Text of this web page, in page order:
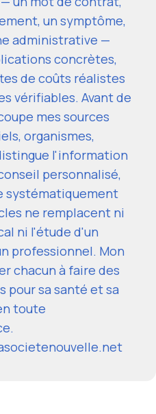
un symptôme,
administrative —
concrètes,
de coûts réalistes
vérifiables. Avant de
mes sources
organismes,
l'information
personnalisé,
systématiquement
ne remplacent ni
ni l'étude d'un
professionnel. Mon
chacun à faire des
pour sa santé et sa
toute